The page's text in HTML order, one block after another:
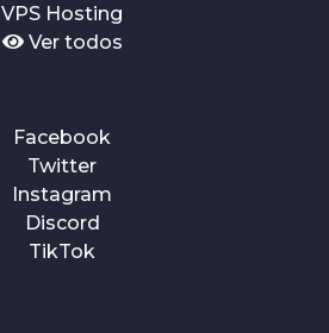
VPS Hosting
Ver todos
Facebook
Twitter
Instagram
Discord
TikTok